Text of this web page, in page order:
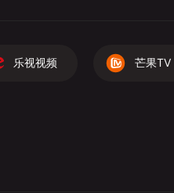
乐视视频 芒果TV